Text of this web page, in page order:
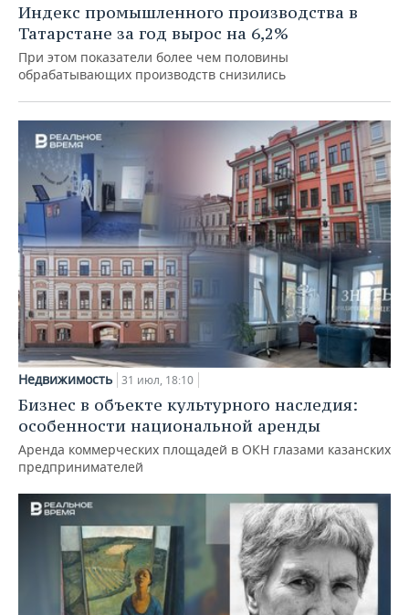
Индекс промышленного производства в
Татарстане за год вырос на 6,2%
При этом показатели более чем половины
обрабатывающих производств снизились
Недвижимость 31 июл, 18:10
Бизнес в объекте культурного наследия:
особенности национальной аренды
Аренда коммерческих площадей в ОКН глазами казанских
предпринимателей